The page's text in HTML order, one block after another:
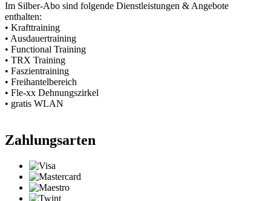
Im Silber-Abo sind folgende Dienstleistungen & Angebote
enthalten:
• Krafttraining
• Ausdauertraining
• Functional Training
• TRX Training
• Faszientraining
• Freihantelbereich
• Fle-xx Dehnungszirkel
• gratis WLAN
Zahlungsarten